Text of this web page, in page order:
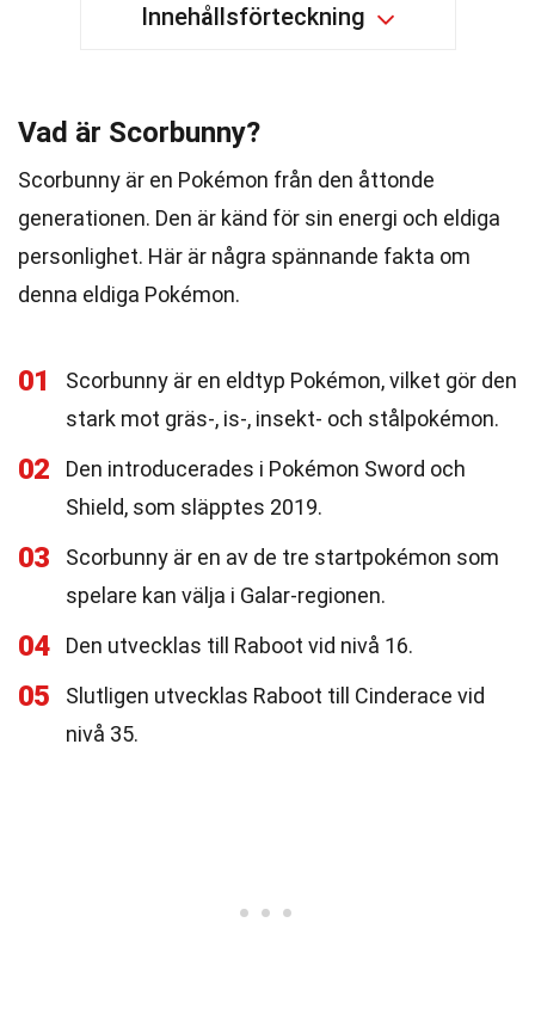
Innehållsförteckning
Vad är Scorbunny?
Scorbunny är en Pokémon från den åttonde
generationen. Den är känd för sin energi och eldiga
personlighet. Här är några spännande fakta om
denna eldiga Pokémon.
01
Scorbunny är en eldtyp Pokémon, vilket gör den
stark mot gräs-, is-, insekt- och stålpokémon.
02
Den introducerades i Pokémon Sword och
Shield, som släpptes 2019.
03
Scorbunny är en av de tre startpokémon som
spelare kan välja i Galar-regionen.
04 Den utvecklas till Raboot vid nivå 16.
05
Slutligen utvecklas Raboot till Cinderace vid
nivå 35.